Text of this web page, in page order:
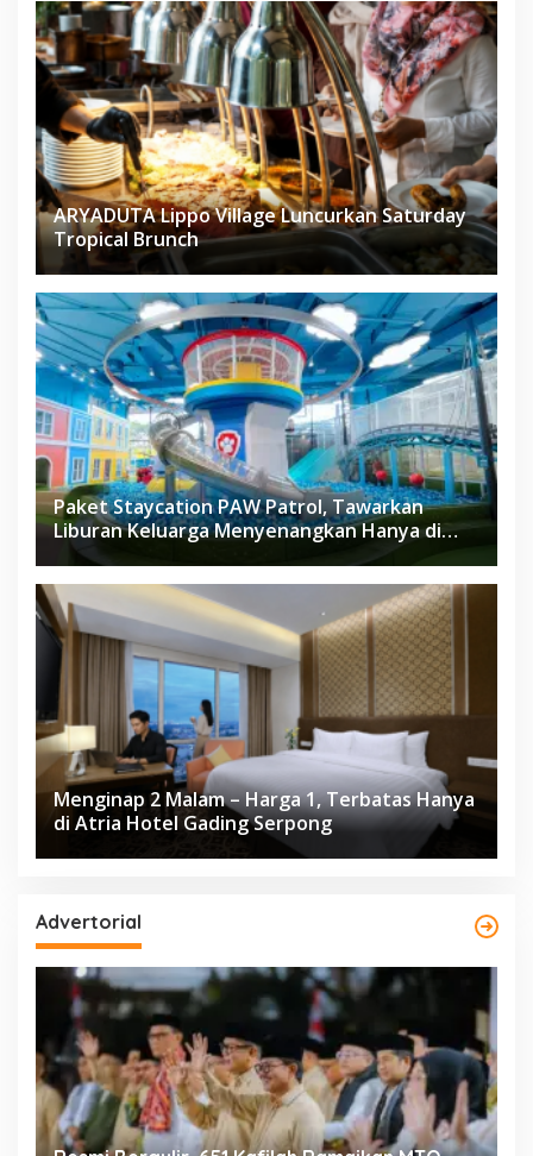
ARYADUTA Lippo Village Luncurkan Saturday
Tropical Brunch
Paket Staycation PAW Patrol, Tawarkan
Liburan Keluarga Menyenangkan Hanya di
Herloom Hotel BSD
Menginap 2 Malam – Harga 1, Terbatas Hanya
di Atria Hotel Gading Serpong
Advertorial